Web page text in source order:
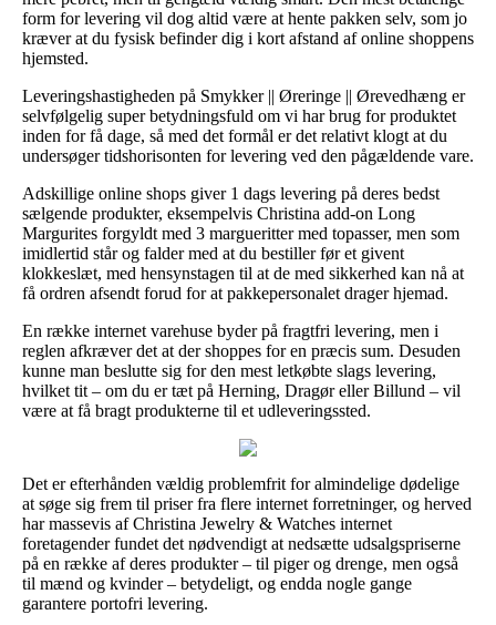
form for levering vil dog altid være at hente pakken selv, som jo
kræver at du fysisk befinder dig i kort afstand af online shoppens
hjemsted.
Leveringshastigheden på Smykker || Øreringe || Ørevedhæng er
selvfølgelig super betydningsfuld om vi har brug for produktet
inden for få dage, så med det formål er det relativt klogt at du
undersøger tidshorisonten for levering ved den pågældende vare.
Adskillige online shops giver 1 dags levering på deres bedst
sælgende produkter, eksempelvis Christina add-on Long
Margurites forgyldt med 3 margueritter med topasser, men som
imidlertid står og falder med at du bestiller før et givent
klokkeslæt, med hensynstagen til at de med sikkerhed kan nå at
få ordren afsendt forud for at pakkepersonalet drager hjemad.
En række internet varehuse byder på fragtfri levering, men i
reglen afkræver det at der shoppes for en præcis sum. Desuden
kunne man beslutte sig for den mest letkøbte slags levering,
hvilket tit – om du er tæt på Herning, Dragør eller Billund – vil
være at få bragt produkterne til et udleveringssted.
Det er efterhånden vældig problemfrit for almindelige dødelige
at søge sig frem til priser fra flere internet forretninger, og herved
har massevis af Christina Jewelry & Watches internet
foretagender fundet det nødvendigt at nedsætte udsalgspriserne
på en række af deres produkter – til piger og drenge, men også
til mænd og kvinder – betydeligt, og endda nogle gange
garantere portofri levering.